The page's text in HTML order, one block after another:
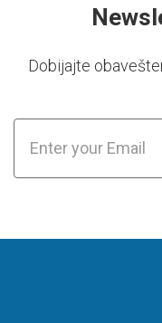
Dobijajte